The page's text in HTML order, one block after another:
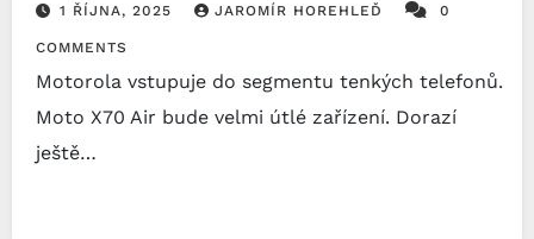
1 ŘÍJNA, 2025 JAROMÍR HOREHLEĎ 0
COMMENTS
Motorola vstupuje do segmentu tenkých telefonů.
Moto X70 Air bude velmi útlé zařízení. Dorazí
ještě…